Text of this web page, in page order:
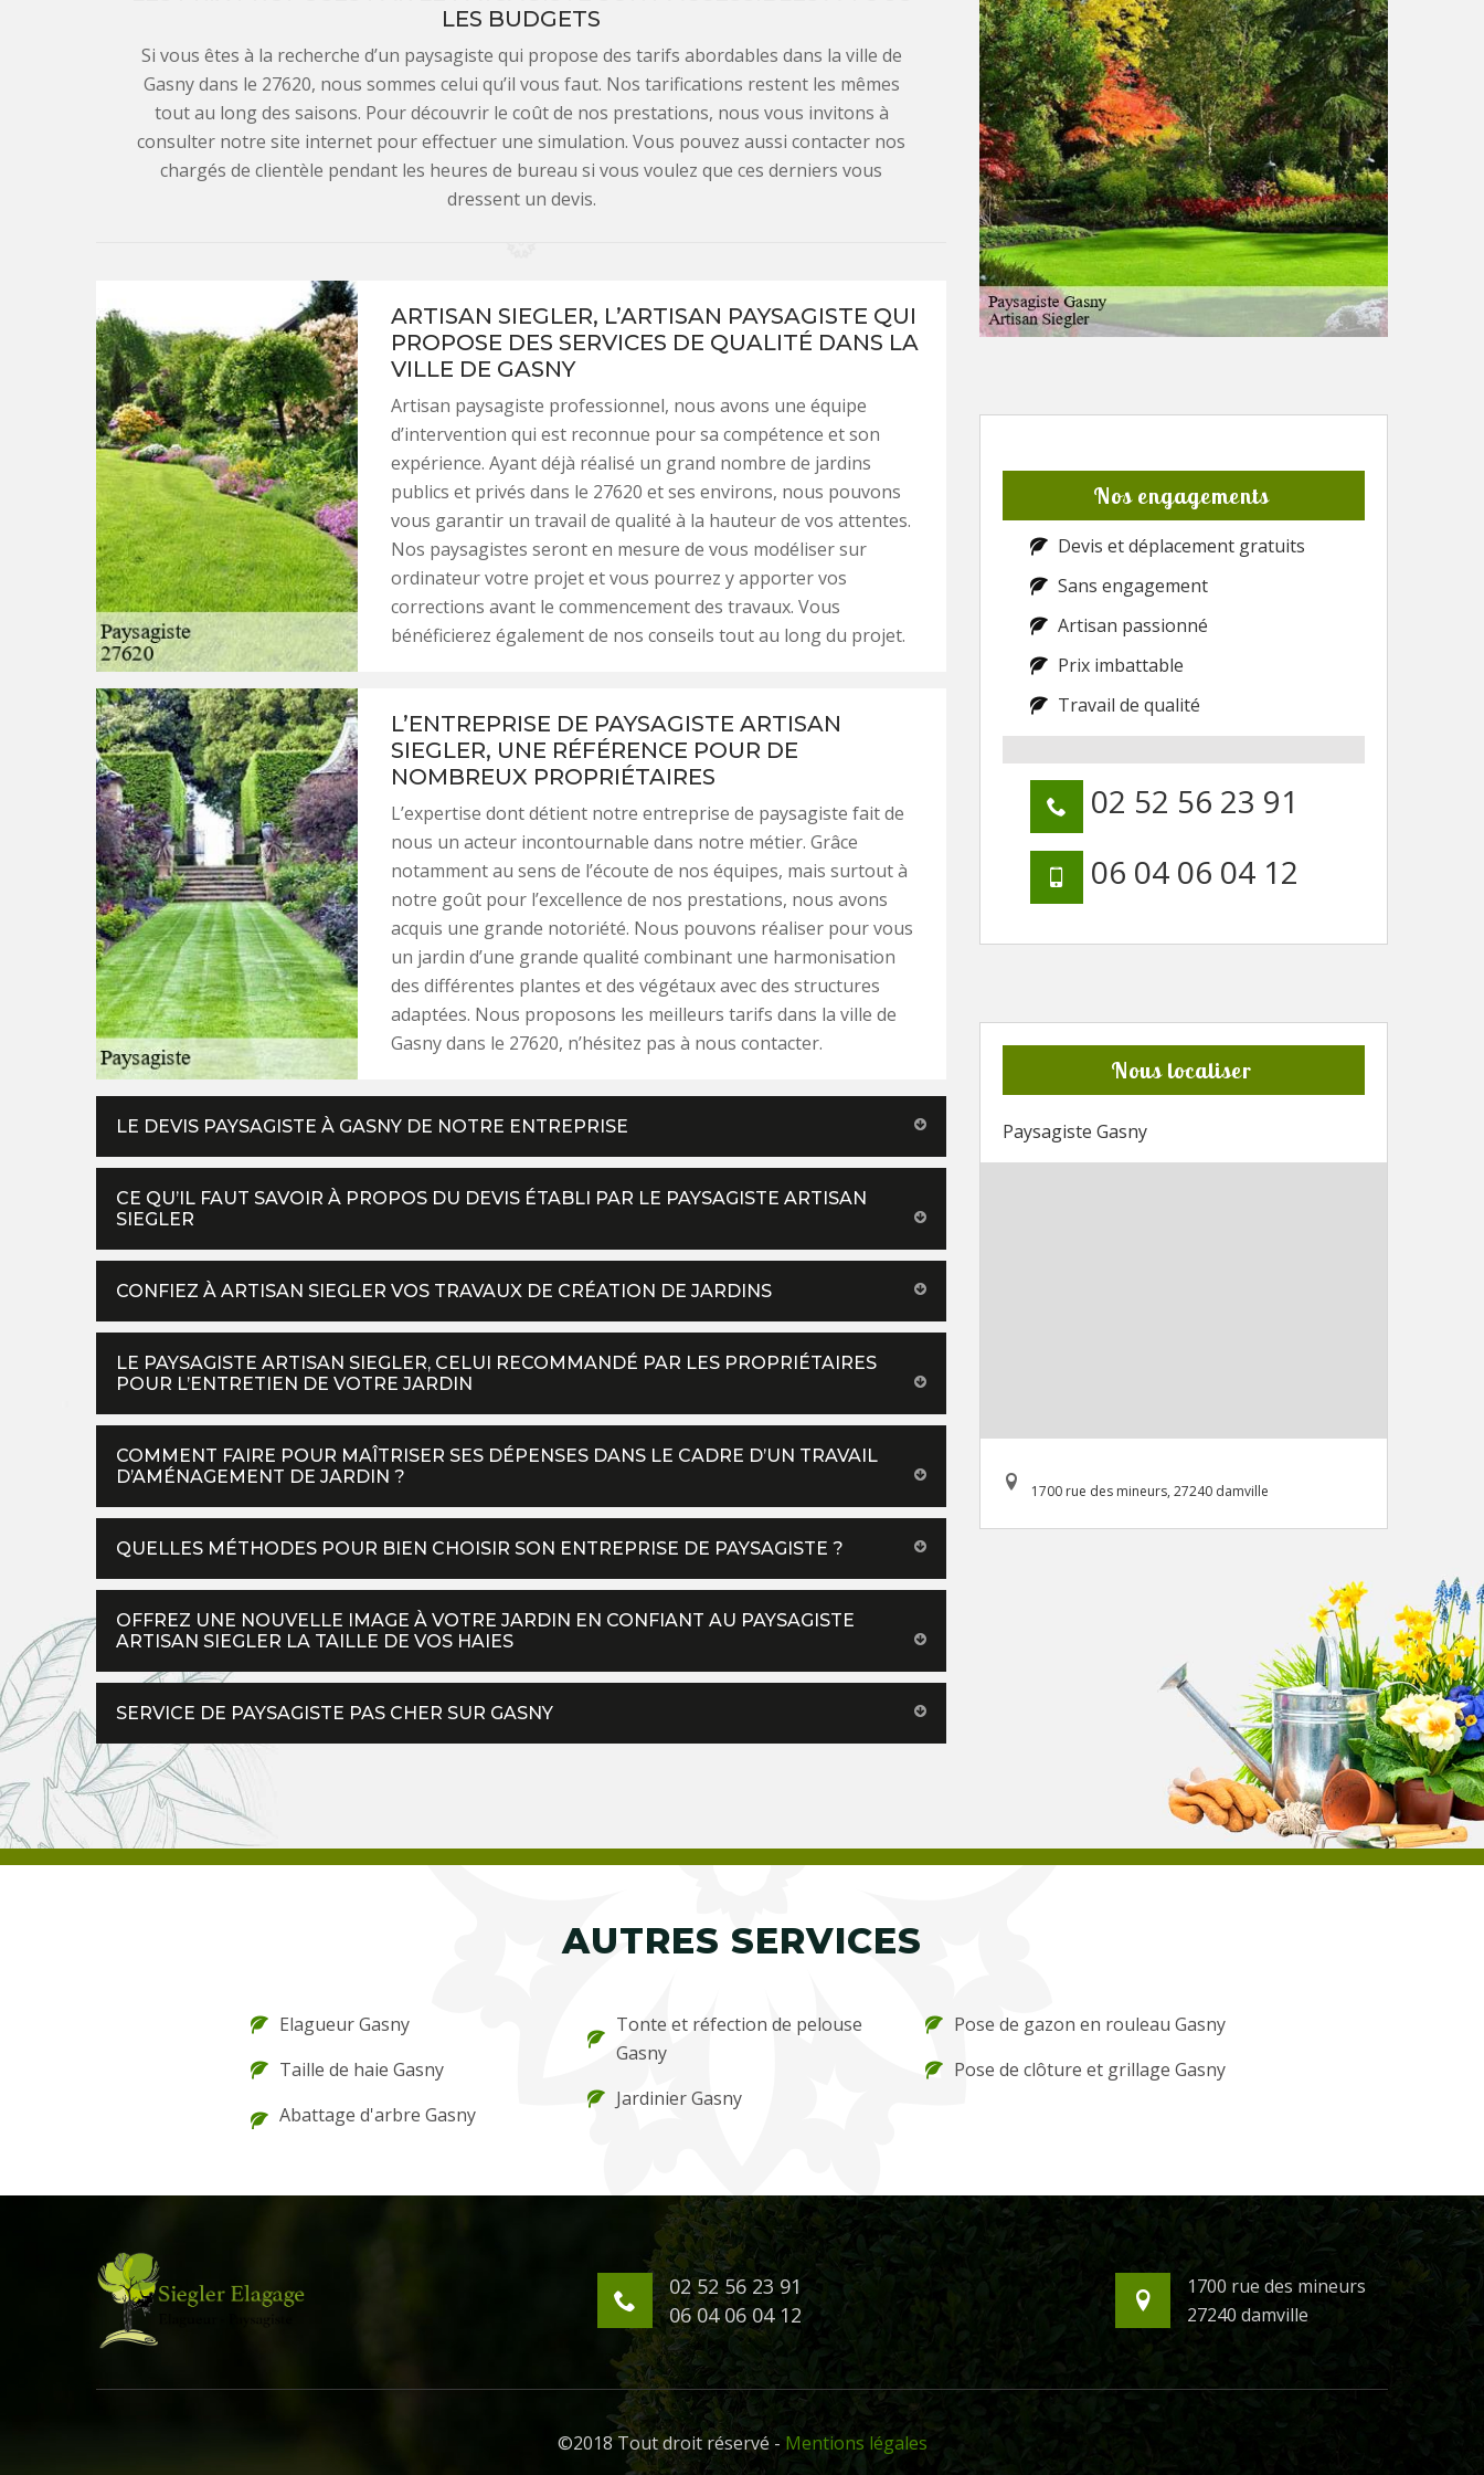
LES BUDGETS
Si vous êtes à la recherche d’un paysagiste qui propose des tarifs abordables dans la ville de
Gasny dans le 27620, nous sommes celui qu’il vous faut. Nos tarifications restent les mêmes
tout au long des saisons. Pour découvrir le coût de nos prestations, nous vous invitons à
consulter notre site internet pour effectuer une simulation. Vous pouvez aussi contacter nos
chargés de clientèle pendant les heures de bureau si vous voulez que ces derniers vous
dressent un devis.
ARTISAN SIEGLER, L’ARTISAN PAYSAGISTE QUI
PROPOSE DES SERVICES DE QUALITÉ DANS LA
VILLE DE GASNY
Artisan paysagiste professionnel, nous avons une équipe
d’intervention qui est reconnue pour sa compétence et son
expérience. Ayant déjà réalisé un grand nombre de jardins
publics et privés dans le 27620 et ses environs, nous pouvons
vous garantir un travail de qualité à la hauteur de vos attentes.
Nos paysagistes seront en mesure de vous modéliser sur
ordinateur votre projet et vous pourrez y apporter vos
corrections avant le commencement des travaux. Vous
bénéficierez également de nos conseils tout au long du projet.
L’ENTREPRISE DE PAYSAGISTE ARTISAN
SIEGLER, UNE RÉFÉRENCE POUR DE
NOMBREUX PROPRIÉTAIRES
L’expertise dont détient notre entreprise de paysagiste fait de
nous un acteur incontournable dans notre métier. Grâce
notamment au sens de l’écoute de nos équipes, mais surtout à
notre goût pour l’excellence de nos prestations, nous avons
acquis une grande notoriété. Nous pouvons réaliser pour vous
un jardin d’une grande qualité combinant une harmonisation
des différentes plantes et des végétaux avec des structures
adaptées. Nous proposons les meilleurs tarifs dans la ville de
Gasny dans le 27620, n’hésitez pas à nous contacter.
LE DEVIS PAYSAGISTE À GASNY DE NOTRE ENTREPRISE
CE QU’IL FAUT SAVOIR À PROPOS DU DEVIS ÉTABLI PAR LE PAYSAGISTE ARTISAN
SIEGLER
CONFIEZ À ARTISAN SIEGLER VOS TRAVAUX DE CRÉATION DE JARDINS
LE PAYSAGISTE ARTISAN SIEGLER, CELUI RECOMMANDÉ PAR LES PROPRIÉTAIRES
POUR L’ENTRETIEN DE VOTRE JARDIN
COMMENT FAIRE POUR MAÎTRISER SES DÉPENSES DANS LE CADRE D’UN TRAVAIL
D’AMÉNAGEMENT DE JARDIN ?
QUELLES MÉTHODES POUR BIEN CHOISIR SON ENTREPRISE DE PAYSAGISTE ?
OFFREZ UNE NOUVELLE IMAGE À VOTRE JARDIN EN CONFIANT AU PAYSAGISTE
ARTISAN SIEGLER LA TAILLE DE VOS HAIES
SERVICE DE PAYSAGISTE PAS CHER SUR GASNY
Nos engagements
Devis et déplacement gratuits
Sans engagement
Artisan passionné
Prix imbattable
Travail de qualité
02 52 56 23 91
06 04 06 04 12
Nous localiser
Paysagiste Gasny
1700 rue des mineurs, 27240 damville
AUTRES SERVICES
Elagueur Gasny
Taille de haie Gasny
Abattage d'arbre Gasny
Tonte et réfection de pelouse
Gasny
Jardinier Gasny
Pose de gazon en rouleau Gasny
Pose de clôture et grillage Gasny
02 52 56 23 91
06 04 06 04 12
1700 rue des mineurs
27240 damville
©2018 Tout droit réservé - Mentions légales